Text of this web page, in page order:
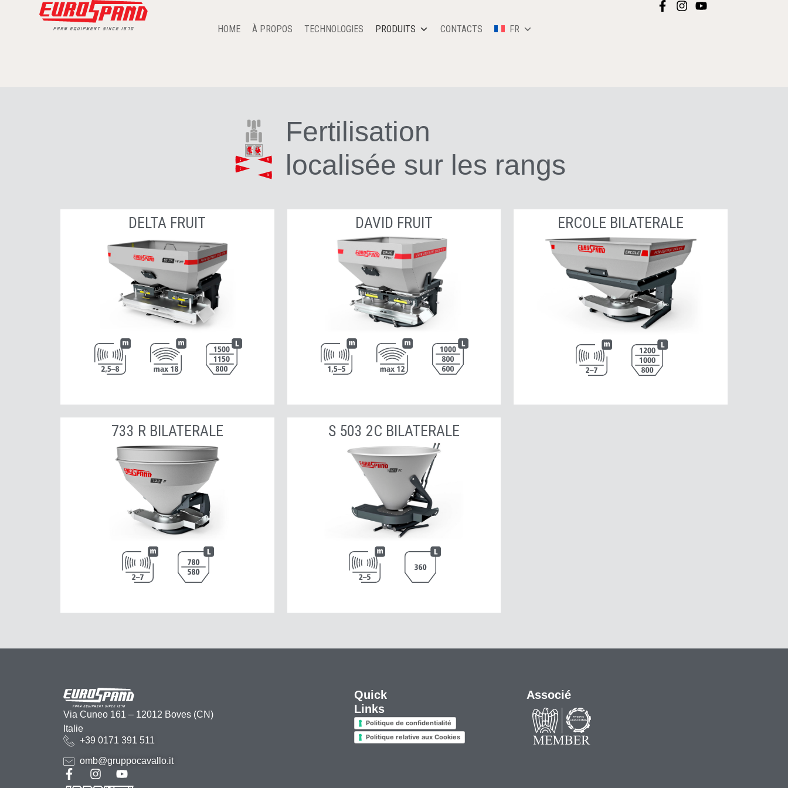
HOME À PROPOS TECHNOLOGIES PRODUITS CONTACTS FR
Fertilisation
localisée sur les rangs
DELTA FRUIT DAVID FRUIT ERCOLE BILATERALE
733 R BILATERALE S 503 2C BILATERALE
Via Cuneo 161 – 12012 Boves (CN)
Italie
+39 0171 391 511
omb@gruppocavallo.it
Quick
Links
Politique de confidentialité
Politique relative aux Cookies
Associé